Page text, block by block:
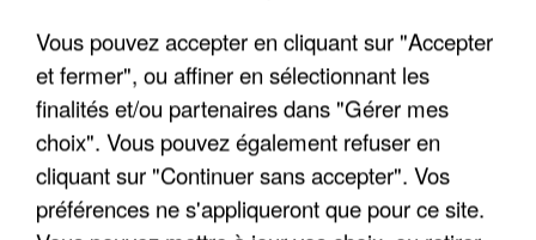
DE FAUNE SAUVAGE SONT...
Vous pouvez accepter en cliquant sur "Accepter
et fermer", ou affiner en sélectionnant les
finalités et/ou partenaires dans "Gérer mes
choix". Vous pouvez également refuser en
cliquant sur "Continuer sans accepter". Vos
préférences ne s'appliqueront que pour ce site.